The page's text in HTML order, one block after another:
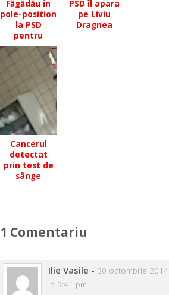
Făgădău in
pole-position
la PSD
pentru
primaria
Constantei?
PSD îl apara
pe Liviu
Dragnea
Cancerul
detectat
prin test de
sânge
1 Comentariu
Ilie Vasile - 30 octombrie 2014
la 9:41 pm